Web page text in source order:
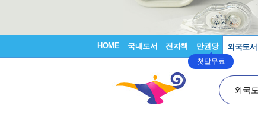
HOME 국내도서 전자책 만권당
첫달무료
외국도서
외국